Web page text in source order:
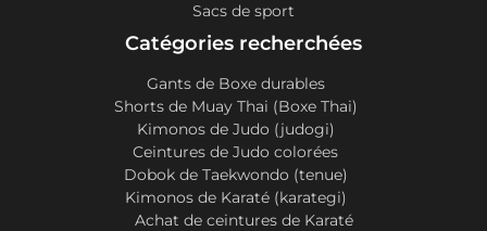
Sacs de sport
Catégories recherchées
Gants de Boxe durables
Shorts de Muay Thai (Boxe Thai)
Kimonos de Judo (judogi)
Ceintures de Judo colorées
Dobok de Taekwondo (tenue)
Kimonos de Karaté (karategi)
Achat de ceintures de Karaté